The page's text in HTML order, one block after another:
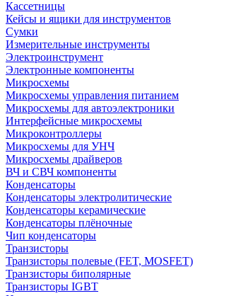
Кассетницы
Кейсы и ящики для инструментов
Сумки
Измерительные инструменты
Электроинструмент
Электронные компоненты
Микросхемы
Микросхемы управления питанием
Микросхемы для автоэлектроники
Интерфейсные микросхемы
Микроконтроллеры
Микросхемы для УНЧ
Микросхемы драйверов
ВЧ и СВЧ компоненты
Конденсаторы
Конденсаторы электролитические
Конденсаторы керамические
Конденсаторы плёночные
Чип конденсаторы
Транзисторы
Транзисторы полевые (FET, MOSFET)
Транзисторы биполярные
Транзисторы IGBT